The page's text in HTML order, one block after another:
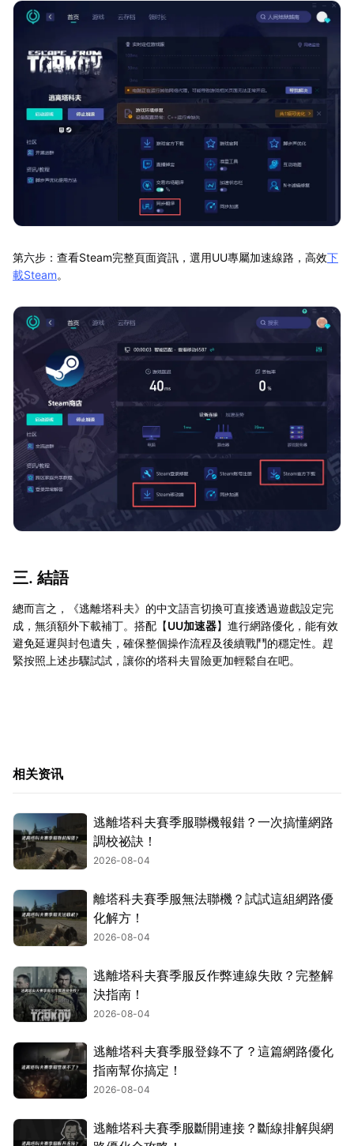
第六步：查看Steam完整頁面資訊，選用UU專屬加速線路，高效下
載Steam。
三. 結語
總而言之，《逃離塔科夫》的中文語言切換可直接透過遊戲設定完
成，無須額外下載補丁。搭配【UU加速器】進行網路優化，能有效
避免延遲與封包遺失，確保整個操作流程及後續戰鬥的穩定性。趕
緊按照上述步驟試試，讓你的塔科夫冒險更加輕鬆自在吧。
相关资讯
逃離塔科夫賽季服聯機報錯？一次搞懂網路
調校祕訣！
2026-08-04
離塔科夫賽季服無法聯機？試試這組網路優
化解方！
2026-08-04
逃離塔科夫賽季服反作弊連線失敗？完整解
決指南！
2026-08-04
逃離塔科夫賽季服登錄不了？這篇網路優化
指南幫你搞定！
2026-08-04
逃離塔科夫賽季服斷開連接？斷線排解與網